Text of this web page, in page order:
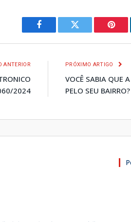
Facebook Twitter
ANTERIOR
2024
PRÓXIMO ARTIGO
VOCÊ SABIA QUE
PELO SEU BAIRRO?